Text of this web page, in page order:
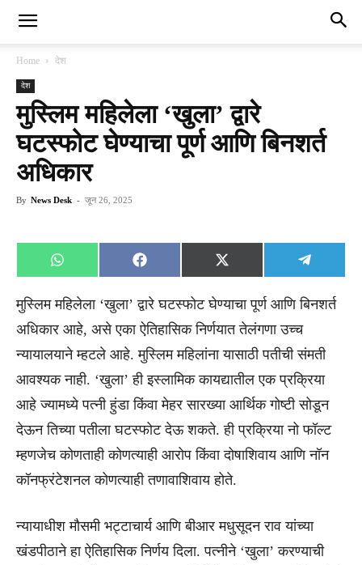
Home देश
देश
मुस्लिम महिलेला ‘खुला’ द्वारे
घटस्फोट घेण्याचा पूर्ण आणि बिनशर्त
अधिकार
By News Desk - जून 26, 2025
Share
on
WhatsApp
Share
on
Facebook
Share
on
X
(Twitter)
Share
on
मुस्लिम महिलेला ‘खुला’ द्वारे घटस्फोट घेण्याचा पूर्ण आणि बिनशर्त
अधिकार आहे, असे एका ऐतिहासिक निर्णयात तेलंगणा उच्च
न्यायालयाने म्हटले आहे. मुस्लिम महिलांना यासाठी पतीची संमती
आवश्यक नाही. ‘खुला’ ही इस्लामिक कायद्यातील एक प्रक्रिया
आहे ज्यामध्ये पत्नी हुंडा किंवा मेहर सारख्या आर्थिक गोष्टी सोडून
देऊन तिच्या पतीला घटस्फोट देऊ शकते. ही प्रक्रिया नो फॉल्ट
म्हणजेच कोणताही कोणत्याही आरोप किंवा दोषाशिवाय आणि नॉन
कॉनफ्रंटेशनल कोणत्याही तणावाशिवाय होते.
न्यायाधीश मौसमी भट्टाचार्य आणि बीआर मधुसूदन राव यांच्या
खंडपीठाने हा ऐतिहासिक निर्णय दिला. पत्नीने ‘खुला’ करण्याची